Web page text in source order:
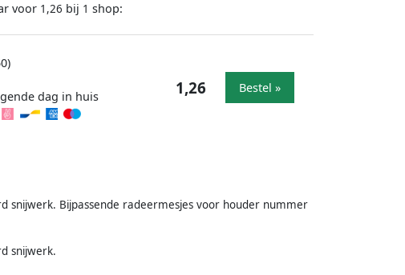
voor 1,26 bij 1 shop:
dag in huis
1,26 Bestel »
snijwerk. Bijpassende radeermesjes voor houder nummer
snijwerk.